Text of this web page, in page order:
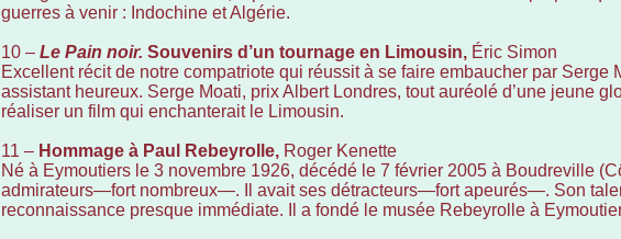
guerres à venir : Indochine et Algérie.
10 – Le Pain noir. Souvenirs d’un tournage en Limousin,Éric Simon
Excellent récit de notre compatriote qui réussit à se faire embaucher par Serge
assistant heureux. Serge Moati, prix Albert Londres, tout auréolé d’une jeune
réaliser un film qui enchanterait le Limousin.
11 – Hommage à Paul Rebeyrolle,Roger Kenette
Né à Eymoutiers le 3 novembre 1926, décédé le 7 février 2005 à Boudreville
admirateurs—fort nombreux—. Il avait ses détracteurs—fort apeurés—. Son
reconnaissance presque immédiate. Il a fondé le musée Rebeyrolle à